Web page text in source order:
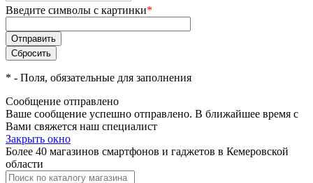
Введите символы с картинки*
* - Поля, обязательные для заполнения
Сообщение отправлено
Ваше сообщение успешно отправлено. В ближайшее время с
Вами свяжется наш специалист
Закрыть окно
Более 40 магазинов смартфонов и гаджетов в Кемеровской
области